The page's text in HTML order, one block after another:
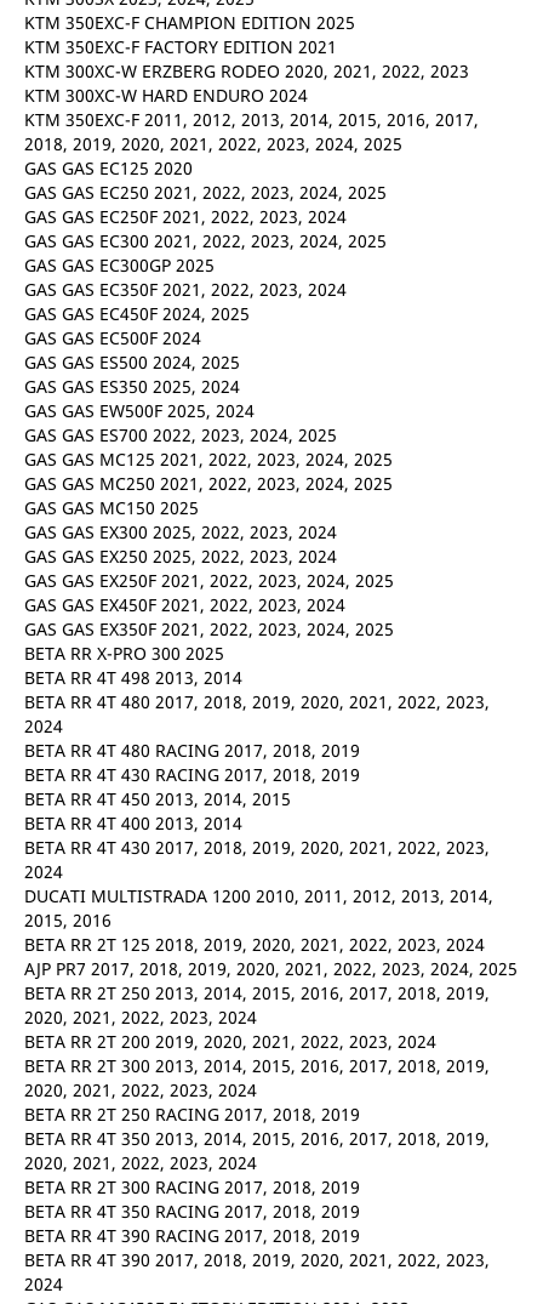
KTM 350EXC-F CHAMPION EDITION 2025
KTM 350EXC-F FACTORY EDITION 2021
KTM 300XC-W ERZBERG RODEO 2020, 2021, 2022, 2023
KTM 300XC-W HARD ENDURO 2024
KTM 350EXC-F 2011, 2012, 2013, 2014, 2015, 2016, 2017,
2018, 2019, 2020, 2021, 2022, 2023, 2024, 2025
GAS GAS EC125 2020
GAS GAS EC250 2021, 2022, 2023, 2024, 2025
GAS GAS EC250F 2021, 2022, 2023, 2024
GAS GAS EC300 2021, 2022, 2023, 2024, 2025
GAS GAS EC300GP 2025
GAS GAS EC350F 2021, 2022, 2023, 2024
GAS GAS EC450F 2024, 2025
GAS GAS EC500F 2024
GAS GAS ES500 2024, 2025
GAS GAS ES350 2025, 2024
GAS GAS EW500F 2025, 2024
GAS GAS ES700 2022, 2023, 2024, 2025
GAS GAS MC125 2021, 2022, 2023, 2024, 2025
GAS GAS MC250 2021, 2022, 2023, 2024, 2025
GAS GAS MC150 2025
GAS GAS EX300 2025, 2022, 2023, 2024
GAS GAS EX250 2025, 2022, 2023, 2024
GAS GAS EX250F 2021, 2022, 2023, 2024, 2025
GAS GAS EX450F 2021, 2022, 2023, 2024
GAS GAS EX350F 2021, 2022, 2023, 2024, 2025
BETA RR X-PRO 300 2025
BETA RR 4T 498 2013, 2014
BETA RR 4T 480 2017, 2018, 2019, 2020, 2021, 2022, 2023,
2024
BETA RR 4T 480 RACING 2017, 2018, 2019
BETA RR 4T 430 RACING 2017, 2018, 2019
BETA RR 4T 450 2013, 2014, 2015
BETA RR 4T 400 2013, 2014
BETA RR 4T 430 2017, 2018, 2019, 2020, 2021, 2022, 2023,
2024
DUCATI MULTISTRADA 1200 2010, 2011, 2012, 2013, 2014,
2015, 2016
BETA RR 2T 125 2018, 2019, 2020, 2021, 2022, 2023, 2024
AJP PR7 2017, 2018, 2019, 2020, 2021, 2022, 2023, 2024, 2025
BETA RR 2T 250 2013, 2014, 2015, 2016, 2017, 2018, 2019,
2020, 2021, 2022, 2023, 2024
BETA RR 2T 200 2019, 2020, 2021, 2022, 2023, 2024
BETA RR 2T 300 2013, 2014, 2015, 2016, 2017, 2018, 2019,
2020, 2021, 2022, 2023, 2024
BETA RR 2T 250 RACING 2017, 2018, 2019
BETA RR 4T 350 2013, 2014, 2015, 2016, 2017, 2018, 2019,
2020, 2021, 2022, 2023, 2024
BETA RR 2T 300 RACING 2017, 2018, 2019
BETA RR 4T 350 RACING 2017, 2018, 2019
BETA RR 4T 390 RACING 2017, 2018, 2019
BETA RR 4T 390 2017, 2018, 2019, 2020, 2021, 2022, 2023,
2024